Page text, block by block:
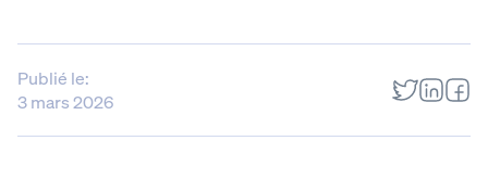
Publié le:
3 mars 2026